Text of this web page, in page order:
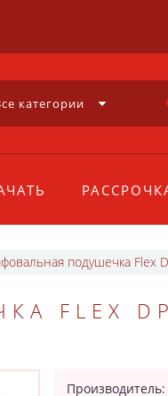
категории
подушечка Flex
FLEX
Производитель: